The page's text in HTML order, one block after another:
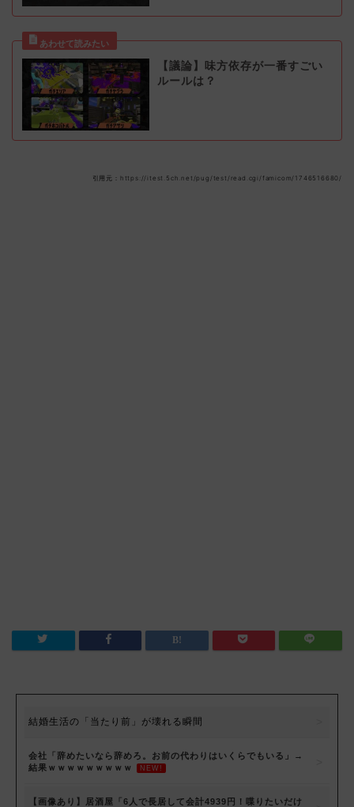
【議論】味方依存が一番すごい
ルールは？
引用元：https://itest.5ch.net/pug/test/read.cgi/famicom/1746516680/
結婚生活の「当たり前」が壊れる瞬間
会社「辞めたいなら辞めろ。お前の代わりはいくらでもいる」→
結果ｗｗｗｗｗｗｗｗｗ
NEW!
【画像あり】居酒屋「6人で長居して会計4939円！喋りたいだけ